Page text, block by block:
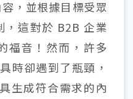
，並根據目標受眾
，這對於 B2B 企業
福音！然而，許多
時卻遇到了瓶頸，
生成符合需求的內